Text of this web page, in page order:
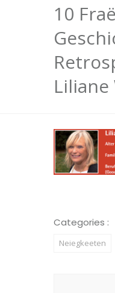
10
Liliane
Categories :
Neiegkeeten